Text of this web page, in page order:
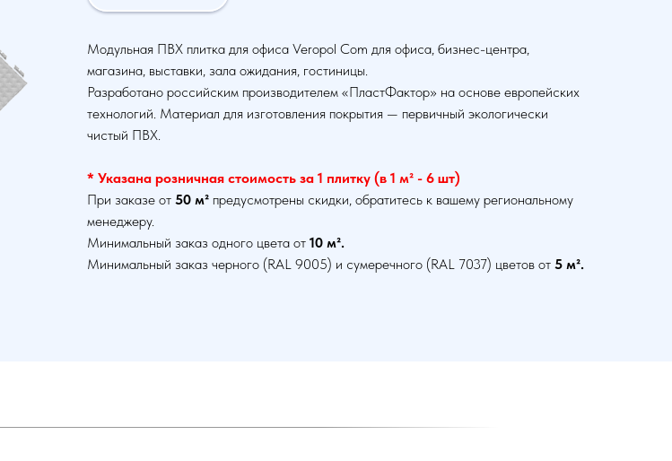
Модульная ПВХ плитка для офиса Veropol Com для офиса, бизнес-центра,
магазина, выставки, зала ожидания, гостиницы.
Разработано российским производителем «ПластФактор» на основе европейских
технологий. Материал для изготовления покрытия — первичный экологически
чистый ПВХ.
* Указана розничная стоимость за 1 плитку (в 1 м² - 6 шт)
При заказе от 50 м² предусмотрены скидки, обратитесь к вашему региональному
менеджеру.
Минимальный заказ одного цвета от 10 м².
Минимальный заказ черного (RAL 9005) и сумеречного (RAL 7037) цветов от 5 м².